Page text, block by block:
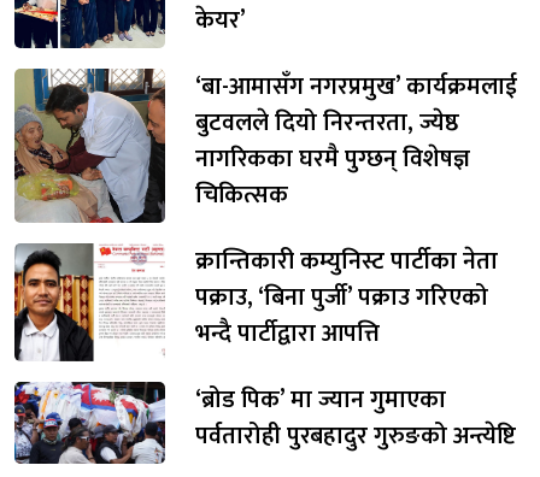
केयर’
‘बा-आमासँग नगरप्रमुख’ कार्यक्रमलाई
बुटवलले दियो निरन्तरता, ज्येष्ठ
नागरिकका घरमै पुग्छन् विशेषज्ञ
चिकित्सक
क्रान्तिकारी कम्युनिस्ट पार्टीका नेता
पक्राउ, ‘बिना पुर्जी’ पक्राउ गरिएको
भन्दै पार्टीद्वारा आपत्ति
‘ब्रोड पिक’ मा ज्यान गुमाएका
पर्वतारोही पुरबहादुर गुरुङको अन्त्येष्टि